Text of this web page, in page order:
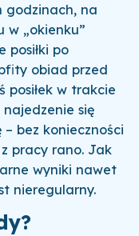
godzinach, na
w „okienku”
posiłki po
obiad przed
posiłek w trakcie
się
bez konieczności
pracy rano. Jak
wyniki nawet
nieregularny.